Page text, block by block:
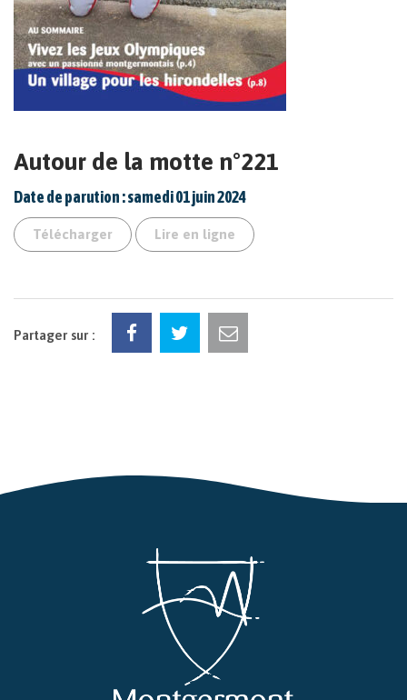
Autour de la motte n°221
Date de parution : samedi 01 juin 2024
Télécharger Lire en ligne
Partager sur :